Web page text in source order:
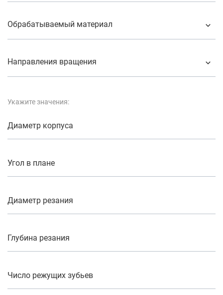
Обрабатываемый материал
Направления вращения
Укажите значения:
Диаметр корпуса
Угол в плане
Диаметр резания
Глубина резания
Число режущих зубьев